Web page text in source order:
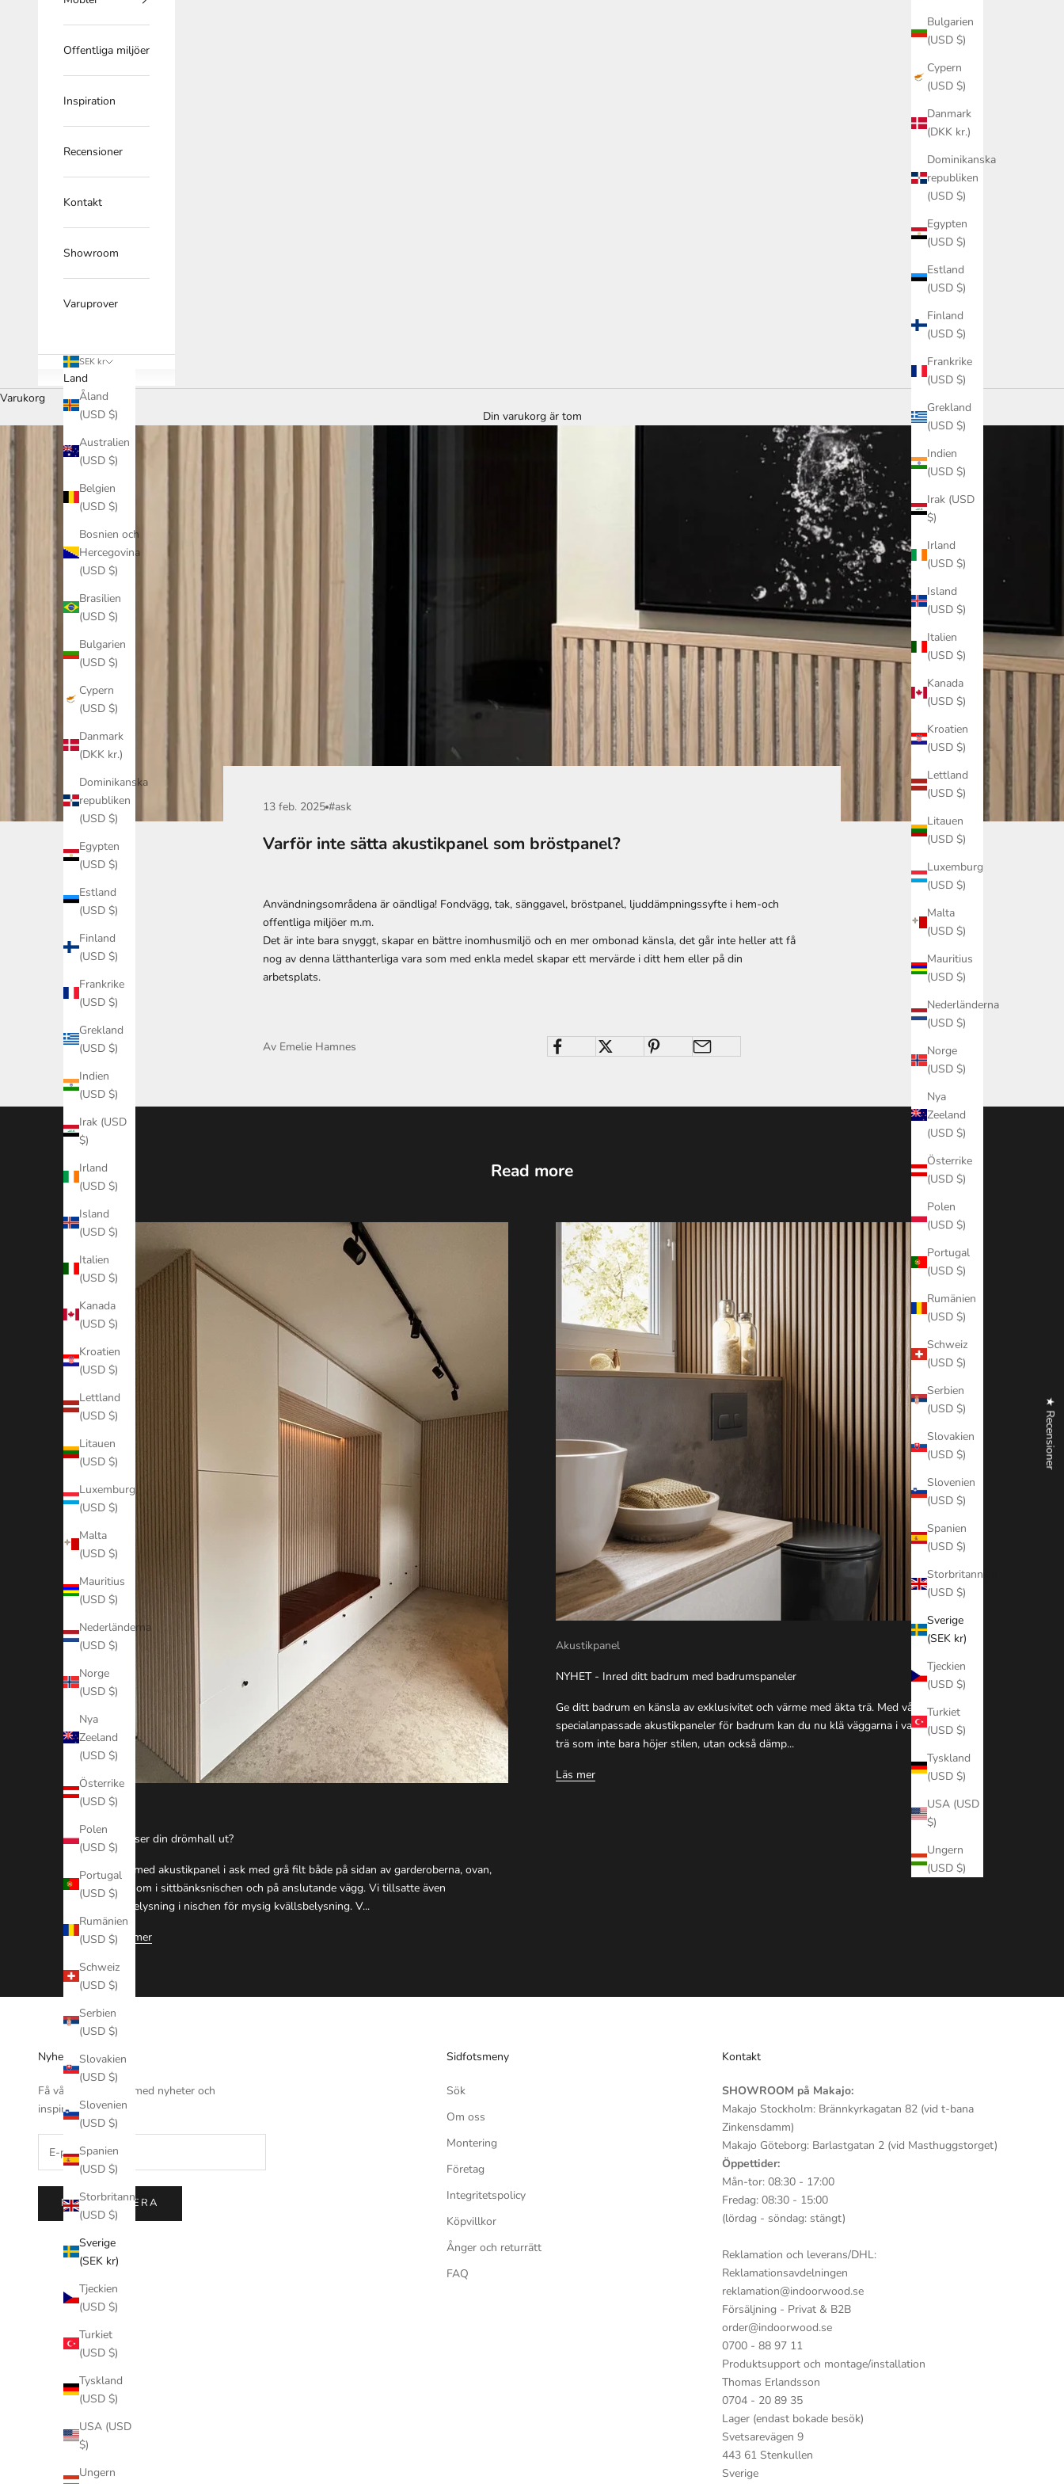
Bulgarien
(USD $)
Cypern
(USD $)
Danmark
(DKK kr.)
Dominikanska
republiken
(USD $)
Egypten
(USD $)
Estland
(USD $)
Finland
(USD $)
Frankrike
(USD $)
Grekland
(USD $)
Indien
(USD $)
Irak (USD
$)
Irland
(USD $)
Island
(USD $)
Italien
(USD $)
Kanada
(USD $)
Kroatien
(USD $)
Lettland
(USD $)
Litauen
(USD $)
Luxemburg
(USD $)
Malta
(USD $)
Mauritius
(USD $)
Nederländerna
(USD $)
Norge
(USD $)
Nya
Zeeland
(USD $)
Österrike
(USD $)
Polen
(USD $)
Portugal
(USD $)
Rumänien
(USD $)
Schweiz
(USD $)
Serbien
(USD $)
Slovakien
(USD $)
Slovenien
(USD $)
Spanien
(USD $)
Storbritannien
(USD $)
Sverige
(SEK kr)
Tjeckien
(USD $)
Turkiet
(USD $)
Tyskland
(USD $)
USA (USD
$)
Ungern
(USD $)
Offentliga miljöer
Inspiration
Recensioner
Kontakt
Showroom
Varuprover
SEK kr
Land
Åland
(USD $)
Australien
(USD $)
Belgien
(USD $)
Bosnien och
Hercegovina
(USD $)
Brasilien
(USD $)
Bulgarien
(USD $)
Cypern
(USD $)
Danmark
(DKK kr.)
Dominikanska
republiken
(USD $)
Egypten
(USD $)
Estland
(USD $)
Finland
(USD $)
Frankrike
(USD $)
Grekland
(USD $)
Indien
(USD $)
Irak (USD
$)
Irland
(USD $)
Island
(USD $)
Italien
(USD $)
Kanada
(USD $)
Kroatien
(USD $)
Lettland
(USD $)
Litauen
(USD $)
Luxemburg
(USD $)
Malta
(USD $)
Mauritius
(USD $)
Nederländerna
(USD $)
Norge
(USD $)
Nya
Zeeland
(USD $)
Österrike
(USD $)
Polen
(USD $)
Portugal
(USD $)
Rumänien
(USD $)
Schweiz
(USD $)
Serbien
(USD $)
Slovakien
(USD $)
Slovenien
(USD $)
Spanien
(USD $)
Storbritannien
(USD $)
Sverige
(SEK kr)
Tjeckien
(USD $)
Turkiet
(USD $)
Tyskland
(USD $)
USA (USD
$)
Ungern
Varukorg
Din varukorg är tom
13 feb. 2025 #ask
Varför inte sätta akustikpanel som bröstpanel?
Användningsområdena är oändliga! Fondvägg, tak, sänggavel, bröstpanel, ljuddämpningssyfte i hem-och
offentliga miljöer m.m.
Det är inte bara snyggt, skapar en bättre inomhusmiljö och en mer ombonad känsla, det går inte heller att få
nog av denna lätthanterliga vara som med enkla medel skapar ett mervärde i ditt hem eller på din
arbetsplats.
Av Emelie Hamnes
Read more
#ask
Hur ser din drömhall ut?
Här med akustikpanel i ask med grå filt både på sidan av garderoberna, ovan,
runt om i sittbänksnischen och på anslutande vägg. Vi tillsatte även
ledbelysning i nischen för mysig kvällsbelysning. V...
Läs mer
Akustikpanel
NYHET - Inred ditt badrum med badrumspaneler
Ge ditt badrum en känsla av exklusivitet och värme med äkta trä. Med våra
specialanpassade akustikpaneler för badrum kan du nu klä väggarna i vackert
trä som inte bara höjer stilen, utan också dämp...
Läs mer
Nyhetsbrev
Få vårt nyhetsbrev med nyheter och
inspiration.
PRENUMERERA
Sidfotsmeny
Sök
Om oss
Montering
Företag
Integritetspolicy
Köpvillkor
Ånger och returrätt
FAQ
Kontakt
SHOWROOM på Makajo:
Makajo Stockholm: Brännkyrkagatan 82 (vid t-bana
Zinkensdamm)
Makajo Göteborg: Barlastgatan 2 (vid Masthuggstorget)
Öppettider:
Mån-tor: 08:30 - 17:00
Fredag: 08:30 - 15:00
(lördag - söndag: stängt)
Reklamation och leverans/DHL:
Reklamationsavdelningen
reklamation@indoorwood.se
Försäljning - Privat & B2B
order@indoorwood.se
0700 - 88 97 11
Produktsupport och montage/installation
Thomas Erlandsson
0704 - 20 89 35
Lager (endast bokade besök)
Svetsarevägen 9
443 61 Stenkullen
Sverige
★ Recensioner